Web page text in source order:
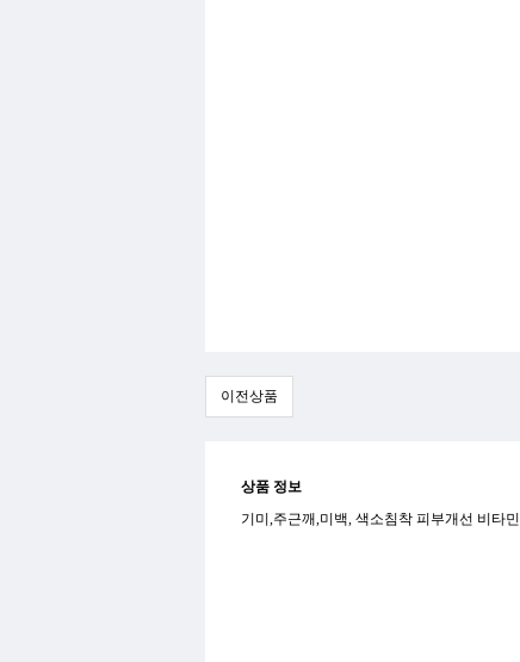
이전상품
상품 정보
기미,주근깨,미백, 색소침착 피부개선 비타민